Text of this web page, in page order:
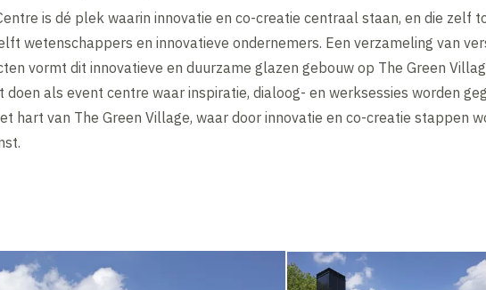
is dé plek waarin innovatie en co-creatie centraal staan, en die zelf
wetenschappers en innovatieve ondernemers. Een verzameling van
vormt dit innovatieve en duurzame glazen gebouw op The Green
doen als event centre waar inspiratie, dialoog- en werksessies worden
hart van The Green Village, waar door innovatie en co-creatie stappen